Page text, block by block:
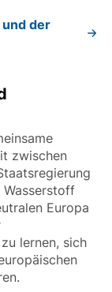
der
zwischen
Wasserstoff
Europa
lernen, sich